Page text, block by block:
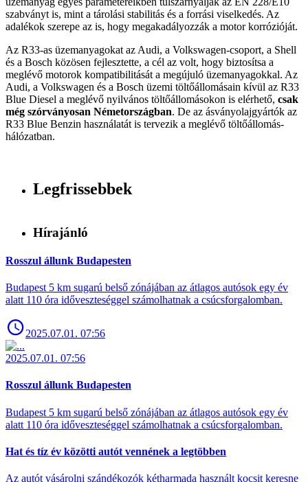
szabványt is, mint a tárolási stabilitás és a forrási viselkedés. Az
adalékok szerepe az is, hogy megakadályozzák a motor korrózióját.
Az R33-as üzemanyagokat az Audi, a Volkswagen-csoport, a Shell
és a Bosch közösen fejlesztette, a cél az volt, hogy biztosítsa a
meglévő motorok kompatibilitását a megújuló üzemanyagokkal. Az
Audi, a Volkswagen és a Bosch üzemi töltőállomásain kívül az R33
Blue Diesel a meglévő nyilvános töltőállomásokon is elérhető, csak
még szórványosan Németországban. De az ásványolajgyártók az
R33 Blue Benzin használatát is tervezik a meglévő töltőállomás-
hálózatban.
Legfrissebbek
Hírajánló
Rosszul állunk Budapesten
Budapest 5 km sugarú belső zónájában az átlagos autósok egy év
alatt 110 óra időveszteséggel számolhatnak a csúcsforgalomban.
2025.07.01. 07:56
2025.07.01. 07:56
Rosszul állunk Budapesten
Budapest 5 km sugarú belső zónájában az átlagos autósok egy év
alatt 110 óra időveszteséggel számolhatnak a csúcsforgalomban.
Hat és tíz év közötti autót vennének a legtöbben
Az autót vásárolni szándékozók kétharmada használt kocsit keresne